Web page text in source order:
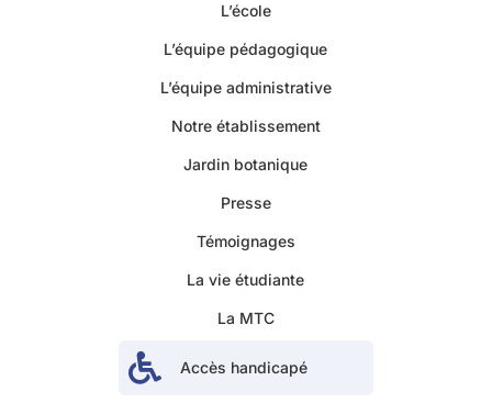
L’école
L’équipe pédagogique
L’équipe administrative
Notre établissement
Jardin botanique
Presse
Témoignages
La vie étudiante
La MTC
 Accès handicapé